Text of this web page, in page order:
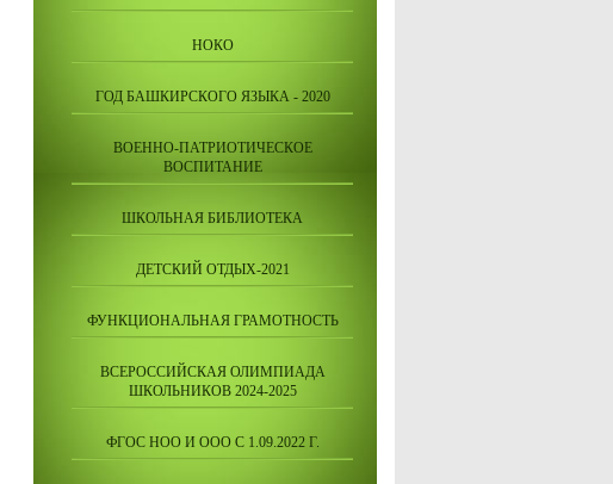
НОКО
ГОД БАШКИРСКОГО ЯЗЫКА - 2020
ВОЕННО-ПАТРИОТИЧЕСКОЕ
ВОСПИТАНИЕ
ШКОЛЬНАЯ БИБЛИОТЕКА
ДЕТСКИЙ ОТДЫХ-2021
ФУНКЦИОНАЛЬНАЯ ГРАМОТНОСТЬ
ВСЕРОССИЙСКАЯ ОЛИМПИАДА
ШКОЛЬНИКОВ 2024-2025
ФГОС НОО И ООО С 1.09.2022 Г.